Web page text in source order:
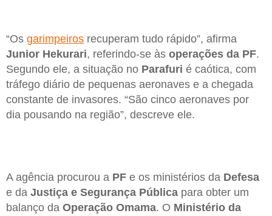
“Os garimpeiros recuperam tudo rápido”, afirma
Junior Hekurari, referindo-se às operações da PF.
Segundo ele, a situação no Parafuri é caótica, com
tráfego diário de pequenas aeronaves e a chegada
constante de invasores. “São cinco aeronaves por
dia pousando na região”, descreve ele.
A agência procurou a PF e os ministérios da Defesa
e da Justiça e Segurança Pública para obter um
balanço da Operação Omama. O Ministério da